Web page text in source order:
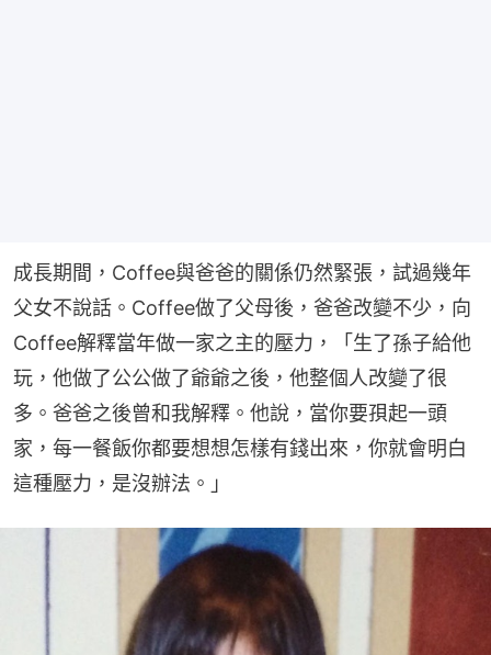
成長期間，Coffee與爸爸的關係仍然緊張，試過幾年
父女不說話。Coffee做了父母後，爸爸改變不少，向
Coffee解釋當年做一家之主的壓力，「生了孫子給他
玩，他做了公公做了爺爺之後，他整個人改變了很
多。爸爸之後曾和我解釋。他說，當你要孭起一頭
家，每一餐飯你都要想想怎樣有錢出來，你就會明白
這種壓力，是沒辦法。」